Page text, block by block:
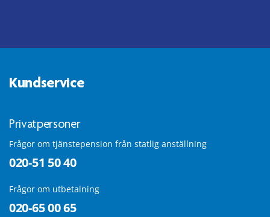
Kundservice
Privatpersoner
Frågor om tjänstepension från statlig anställning
020-51 50 40
Frågor om utbetalning
020-65 00 65